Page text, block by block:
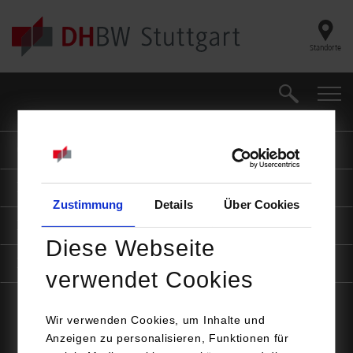
Zustimmung Details Über Cookies
Diese Webseite
verwendet Cookies
Wir verwenden Cookies, um Inhalte und
Anzeigen zu personalisieren, Funktionen für
Skip to main content
Standorte
Suche
Quicklinks
Informationen für
Portale
instagramlinkedin youtube